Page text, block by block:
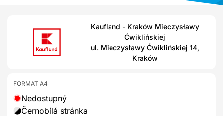
Kaufland - Kraków Mieczysławy
Ćwiklińskiej
ul. Mieczysławy Ćwiklińskiej 14,
Kraków
FORMAT A4
Nedostupný
Černobílá stránka